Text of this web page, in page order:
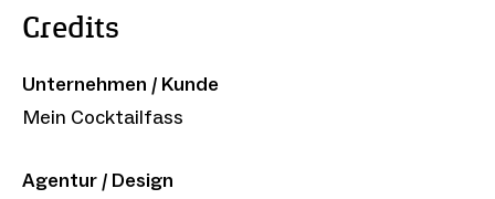
Credits
Unternehmen / Kunde
Mein Cocktailfass
Agentur / Design